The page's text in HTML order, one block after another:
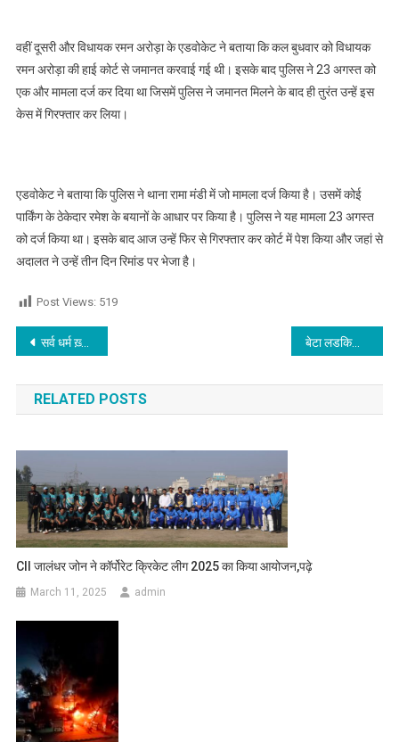
वहीं दूसरी और विधायक रमन अरोड़ा के एडवोकेट ने बताया कि कल बुधवार को विधायक
रमन अरोड़ा की हाई कोर्ट से जमानत करवाई गई थी। इसके बाद पुलिस ने 23 अगस्त को
एक और मामला दर्ज कर दिया था जिसमें पुलिस ने जमानत मिलने के बाद ही तुरंत उन्हें इस
केस में गिरफ्तार कर लिया।
एडवोकेट ने बताया कि पुलिस ने थाना रामा मंडी में जो मामला दर्ज किया है। उसमें कोई
पार्किंग के ठेकेदार रमेश के बयानों के आधार पर किया है। पुलिस ने यह मामला 23 अगस्त
को दर्ज किया था। इसके बाद आज उन्हें फिर से गिरफ्तार कर कोर्ट में पेश किया और जहां से
अदालत ने उन्हें तीन दिन रिमांड पर भेजा है।
Post Views: 519
Post navigation
सर्व धर्म ख़्वाजा मंदिर में जल तत्व संतुलन तंत्र अनुष्ठान प्रारंभ बेटा लडकियों संग स्टेज पर लगा रहा था ठुमके, तभी गुस्से में आ गई मां,और फिर..
RELATED POSTS
CII जालंधर जोन ने कॉर्पोरेट क्रिकेट लीग 2025 का किया आयोजन,पढ़े
March 11, 2025 admin